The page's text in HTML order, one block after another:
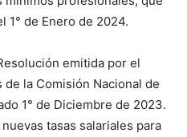
1° de Enero de 2024.
emitida por el
la Comisión Nacional de
1° de Diciembre de 2023.
tasas salariales para